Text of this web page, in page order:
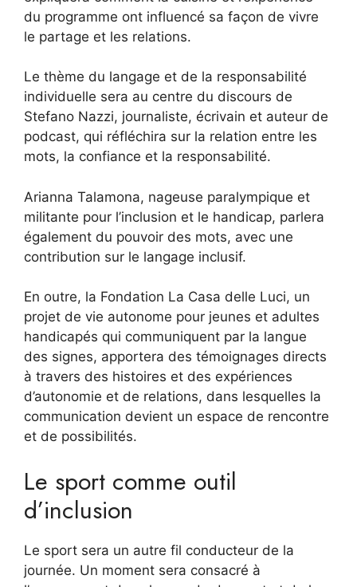
du programme ont influencé sa façon de vivre
le partage et les relations.
Le thème du langage et de la responsabilité
individuelle sera au centre du discours de
Stefano Nazzi, journaliste, écrivain et auteur de
podcast, qui réfléchira sur la relation entre les
mots, la confiance et la responsabilité.
Arianna Talamona, nageuse paralympique et
militante pour l’inclusion et le handicap, parlera
également du pouvoir des mots, avec une
contribution sur le langage inclusif.
En outre, la Fondation La Casa delle Luci, un
projet de vie autonome pour jeunes et adultes
handicapés qui communiquent par la langue
des signes, apportera des témoignages directs
à travers des histoires et des expériences
d’autonomie et de relations, dans lesquelles la
communication devient un espace de rencontre
et de possibilités.
Le sport comme outil
d’inclusion
Le sport sera un autre fil conducteur de la
journée. Un moment sera consacré à